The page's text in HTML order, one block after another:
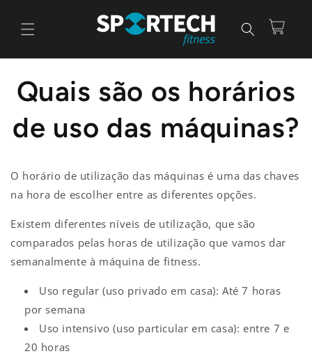
conteúdo
Carrinho
Quais são os horários
de uso das máquinas?
O horário de utilização das máquinas é uma das chaves
na hora de escolher entre as diferentes opções.
Existem diferentes níveis de utilização, que são
comparados pelas horas de utilização que vamos dar
semanalmente à máquina de fitness.
Uso regular (uso privado em casa): Até 7 horas
por semana
Uso intensivo (uso particular em casa): entre 7 e
20 horas